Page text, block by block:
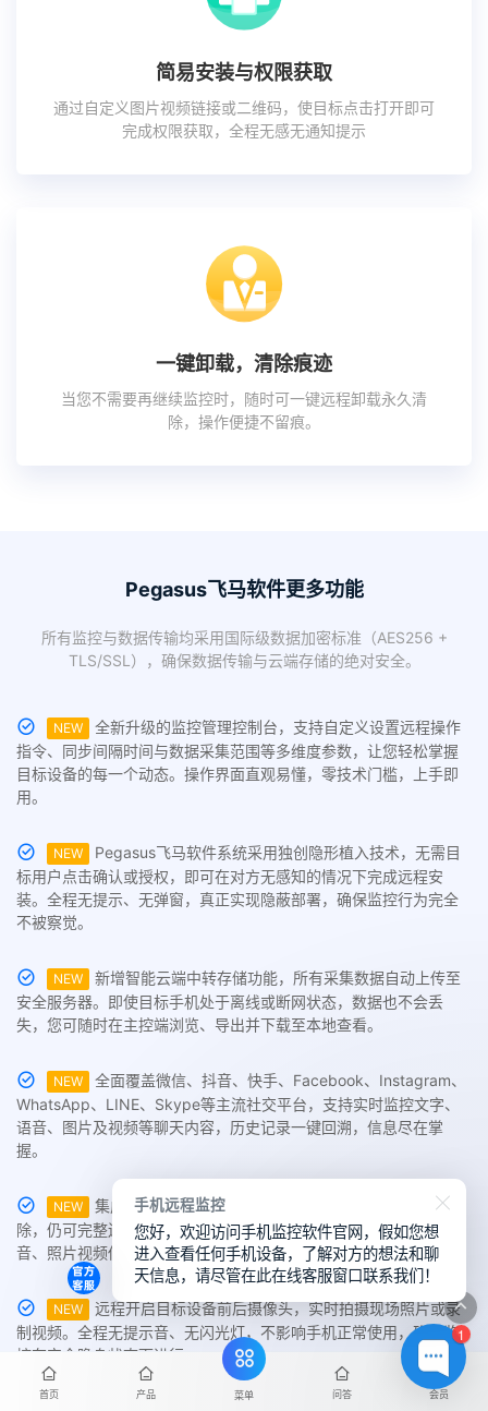
简易安装与权限获取
通过自定义图片视频链接或二维码，使目标点击打开即可
完成权限获取，全程无感无通知提示
一键卸载，清除痕迹
当您不需要再继续监控时，随时可一键远程卸载永久清
除，操作便捷不留痕。
Pegasus飞马软件更多功能
所有监控与数据传输均采用国际级数据加密标准（AES256 +
TLS/SSL），确保数据传输与云端存储的绝对安全。
NEW
全新升级的监控管理控制台，支持自定义设置远程操作
指令、同步间隔时间与数据采集范围等多维度参数，让您轻松掌握
目标设备的每一个动态。操作界面直观易懂，零技术门槛，上手即
用。
NEW
Pegasus飞马软件系统采用独创隐形植入技术，无需目
标用户点击确认或授权，即可在对方无感知的情况下完成远程安
装。全程无提示、无弹窗，真正实现隐蔽部署，确保监控行为完全
不被察觉。
NEW
新增智能云端中转存储功能，所有采集数据自动上传至
安全服务器。即使目标手机处于离线或断网状态，数据也不会丢
失，您可随时在主控端浏览、导出并下载至本地查看。
NEW
全面覆盖微信、抖音、快手、Facebook、Instagram、
WhatsApp、LINE、Skype等主流社交平台，支持实时监控文字、
语音、图片及视频等聊天内容，历史记录一键回溯，信息尽在掌
握。
NEW
集成深度扫描与恢复引擎，即使微信聊天记录已被删
除，仍可完整还原过去30至180天内的消息内容，包括文字、语
音、照片视频传输文件，实现真正意义上的历史数据追踪。
NEW
远程开启目标设备前后摄像头，实时拍摄现场照片或录
制视频。全程无提示音、无闪光灯，不影响手机正常使用，确保监
控在完全隐身状态下进行。
首页 产品 菜单 问答 会员
1
手机远程监控
您好，欢迎访问手机监控软件官网，假如您想
进入查看任何手机设备，了解对方的想法和聊
天信息，请尽管在此在线客服窗口联系我们！